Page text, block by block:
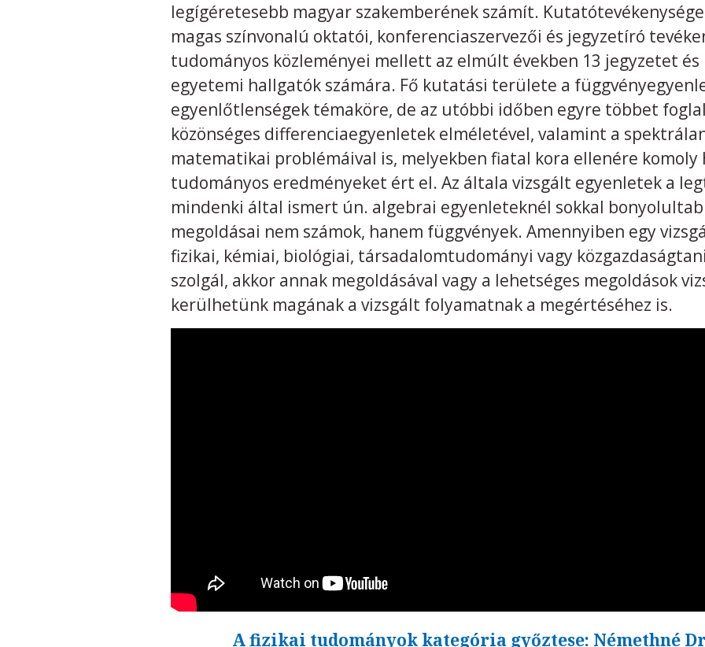
legígéretesebb magyar szakemberének számít.
magas színvonalú oktatói, konferenciaszervezői és jegyzetíró
tudományos közleményei mellett az elmúlt években 13 jegyzetet
egyetemi hallgatók számára. Fő kutatási területe a
egyenlőtlenségek témaköre, de az utóbbi időben egyre többet
közönséges differenciaegyenletek elméletével, valamint a
matematikai problémáival is, melyekben fiatal kora ellenére
tudományos eredményeket ért el. Az általa vizsgált egyenletek a
mindenki által ismert ún. algebrai egyenleteknél sokkal
megoldásai nem számok, hanem függvények. Amennyiben egy
fizikai, kémiai, biológiai, társadalomtudományi vagy
szolgál, akkor annak megoldásával vagy a lehetséges megoldások
kerülhetünk magának a vizsgált folyamatnak a megértéséhez is.
A fizikai tudományok kategória győztese: Némethné